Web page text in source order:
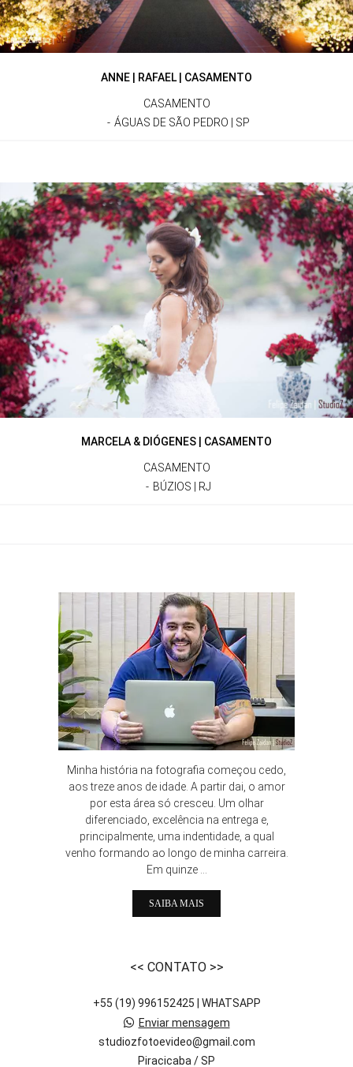
ANNE | RAFAEL | CASAMENTO
CASAMENTO
ÁGUAS DE SÃO PEDRO | SP
MARCELA & DIÓGENES | CASAMENTO
CASAMENTO
BÚZIOS | RJ
Minha história na fotografia começou cedo,
aos treze anos de idade. A partir dai, o amor
por esta área só cresceu. Um olhar
diferenciado, excelência na entrega e,
principalmente, uma indentidade, a qual
venho formando ao longo de minha carreira.
Em quinze ...
SAIBA MAIS
<< CONTATO >>
+55 (19) 996152425 | WHATSAPP
Enviar mensagem
studiozfotoevideo@gmail.com
Piracicaba / SP